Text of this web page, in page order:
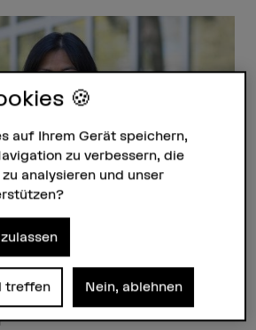
🍪
auf Ihrem Gerät speichern,
zu verbessern, die
analysieren und unser
treffen Nein, ablehnen